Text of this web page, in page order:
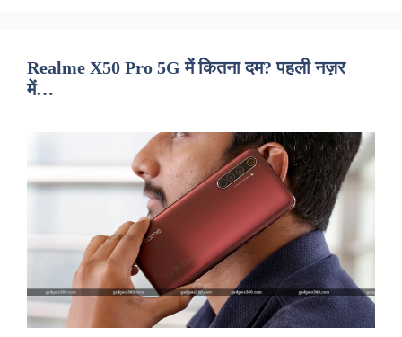
Realme X50 Pro 5G में कितना दम? पहली नज़र
में…